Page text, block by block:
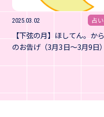
2025.03.02 占い
【下弦の月】ほしてん。から
のお告げ（3月3日～3月9日）